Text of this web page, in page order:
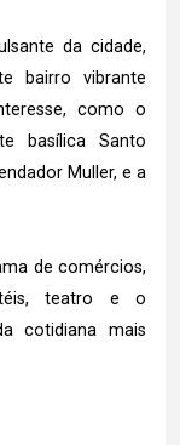
da cidade,
bairro vibrante
como o
basílica Santo
Muller, e a
de comércios,
teatro e o
cotidiana mais